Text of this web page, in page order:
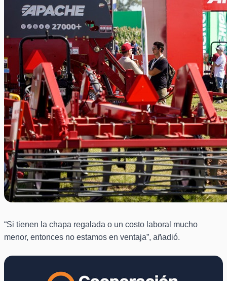
“Si tienen la chapa regalada o un costo laboral mucho
menor, entonces no estamos en ventaja”, añadió.